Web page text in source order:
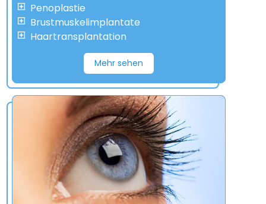
Penoplastie
Brustmuskelimplantate
Haartransplantation
Mehr sehen